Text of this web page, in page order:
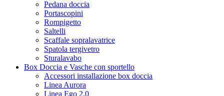
Pedana doccia
Portascopini
Rompigetto
Saltelli
Scaffale sopralavatrice
Spatola tergivetro
Sturalavabo
Box Doccia e Vasche con sportello
Accessori installazione box doccia
Linea Aurora
Linea Ego 2.0